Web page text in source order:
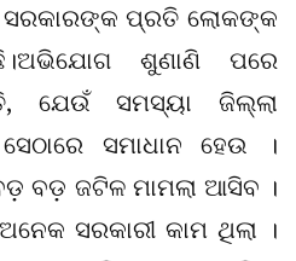
ପ୍ରତି ଲୋକଙ୍କ
ଶୁଣାଣି ପରେ
ଯେଉଁ ସମସ୍ୟା ଜିଲ୍ଲା
ସମାଧାନ ହେଉ ।
ବଡ଼ ଜଟିଳ ମାମଲା ଆସିବ ।
ସରକାରୀ କାମ ଥିଲା ।